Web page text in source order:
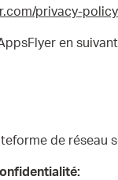
privacy-
en
de réseau